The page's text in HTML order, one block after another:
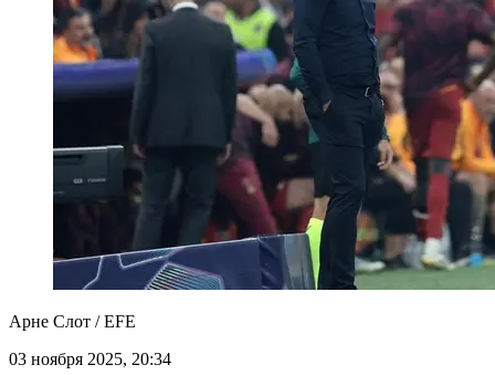
Арне Слот / EFE
03 ноября 2025, 20:34